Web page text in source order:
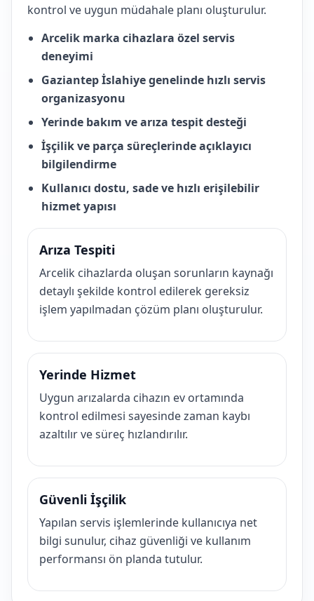
kontrol ve uygun müdahale planı oluşturulur.
Arcelik marka cihazlara özel servis
deneyimi
Gaziantep İslahiye genelinde hızlı servis
organizasyonu
Yerinde bakım ve arıza tespit desteği
İşçilik ve parça süreçlerinde açıklayıcı
bilgilendirme
Kullanıcı dostu, sade ve hızlı erişilebilir
hizmet yapısı
Arıza Tespiti
Arcelik cihazlarda oluşan sorunların kaynağı
detaylı şekilde kontrol edilerek gereksiz
işlem yapılmadan çözüm planı oluşturulur.
Yerinde Hizmet
Uygun arızalarda cihazın ev ortamında
kontrol edilmesi sayesinde zaman kaybı
azaltılır ve süreç hızlandırılır.
Güvenli İşçilik
Yapılan servis işlemlerinde kullanıcıya net
bilgi sunulur, cihaz güvenliği ve kullanım
performansı ön planda tutulur.